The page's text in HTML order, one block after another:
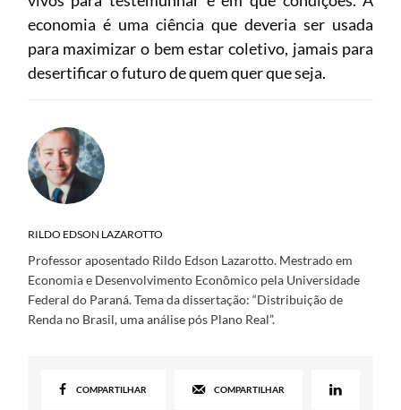
economia é uma ciência que deveria ser usada
para maximizar o bem estar coletivo, jamais para
desertificar o futuro de quem quer que seja.
RILDO EDSON LAZAROTTO
Professor aposentado Rildo Edson Lazarotto. Mestrado em
Economia e Desenvolvimento Econômico pela Universidade
Federal do Paraná. Tema da dissertação: “Distribuição de
Renda no Brasil, uma análise pós Plano Real”.
COMPARTILHAR COMPARTILHAR